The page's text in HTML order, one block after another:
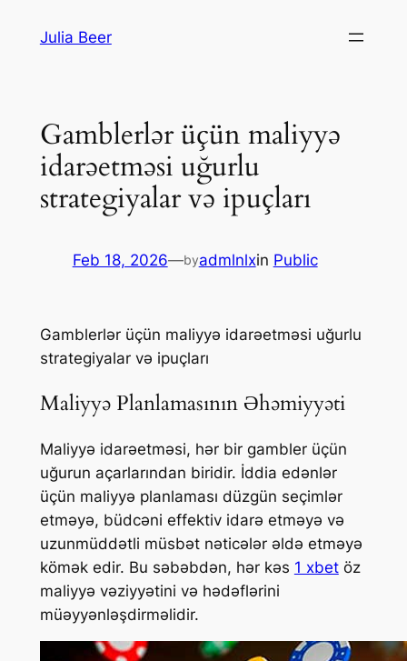
Julia Beer
Gamblerlər üçün maliyyə
idarəetməsi uğurlu
strategiyalar və ipuçları
Feb 18, 2026—byadmlnlxin Public
Gamblerlər üçün maliyyə idarəetməsi uğurlu
strategiyalar və ipuçları
Maliyyə Planlamasının Əhəmiyyəti
Maliyyə idarəetməsi, hər bir gambler üçün
uğurun açarlarından biridir. İddia edənlər
üçün maliyyə planlaması düzgün seçimlər
etməyə, büdcəni effektiv idarə etməyə və
uzunmüddətli müsbət nəticələr əldə etməyə
kömək edir. Bu səbəbdən, hər kəs 1 xbetöz
maliyyə vəziyyətini və hədəflərini
müəyyənləşdirməlidir.